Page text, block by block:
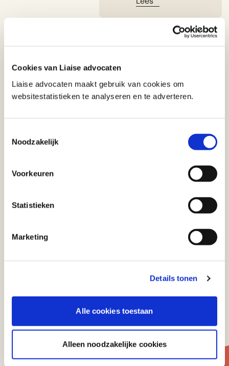
Cookies van Liaise advocaten
Liaise advocaten maakt gebruik van cookies om
websitestatistieken te analyseren en te adverteren.
Noodzakelijk
Voorkeuren
Statistieken
Marketing
Details tonen
Alle cookies toestaan
Alleen noodzakelijke cookies
Relationele
realisten
Wij kennen onze cliënten en
wereld. We weten ook dat
recht hebben en recht halen
realistische, persoonlijke stijl
van opereren bouwen we aan
Meer over ons
Rechtsgebieden